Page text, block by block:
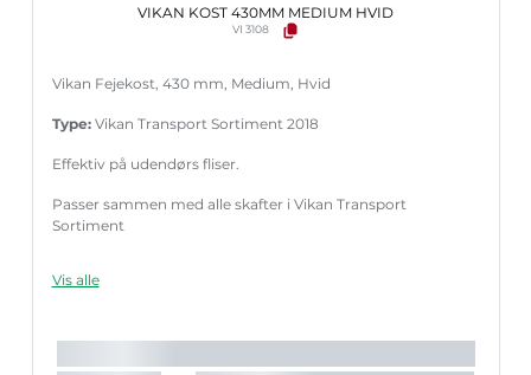
VIKAN KOST 430MM MEDIUM HVID
VI 3108
Vikan Fejekost, 430 mm, Medium, Hvid
Type:Vikan Transport Sortiment 2018
Effektiv på udendørs fliser.
Passer sammen med alle skafter i Vikan Transport
Sortiment
Vis alle